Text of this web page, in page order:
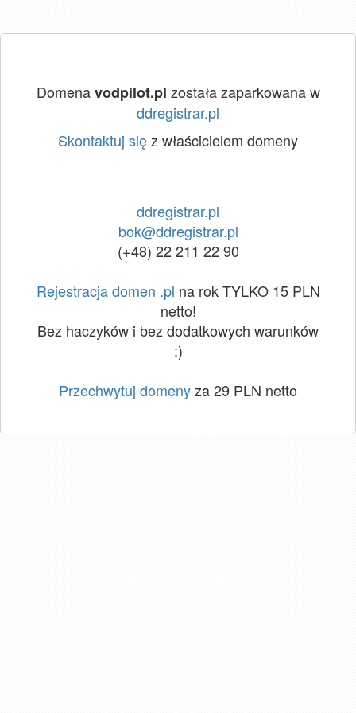
Domenavodpilot.pl została zaparkowana w
ddregistrar.pl
Skontaktuj sięz właścicielem domeny
ddregistrar.pl
bok@ddregistrar.pl
(+48) 22 211 22 90
Rejestracja domen .pl na rok TYLKO 15 PLN
netto!
Bez haczyków i bez dodatkowych warunków
:)
Przechwytuj domenyza 29 PLN netto